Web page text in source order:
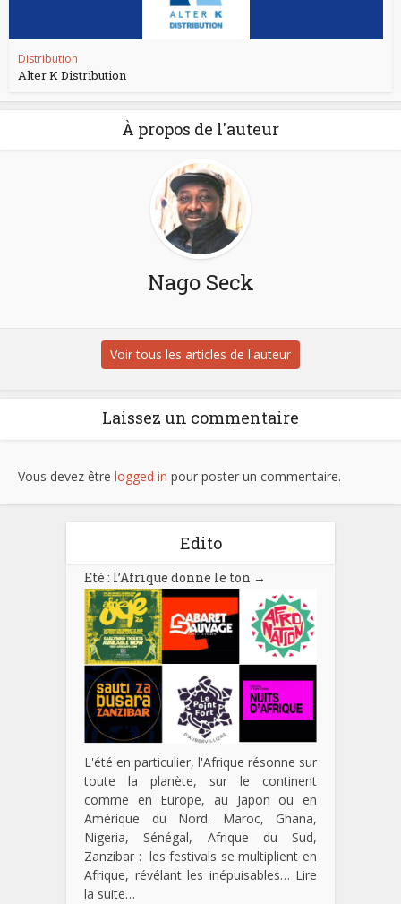
Distribution
Alter K Distribution
À propos de l'auteur
Nago Seck
Voir tous les articles de l'auteur
Laissez un commentaire
Vous devez être logged in pour poster un commentaire.
Edito
Eté : l’Afrique donne le ton →
L'été en particulier, l'Afrique résonne sur
toute la planète, sur le continent
comme en Europe, au Japon ou en
Amérique du Nord. Maroc, Ghana,
Nigeria, Sénégal, Afrique du Sud,
Zanzibar : les festivals se multiplient en
Afrique, révélant les inépuisables… Lire
la suite…